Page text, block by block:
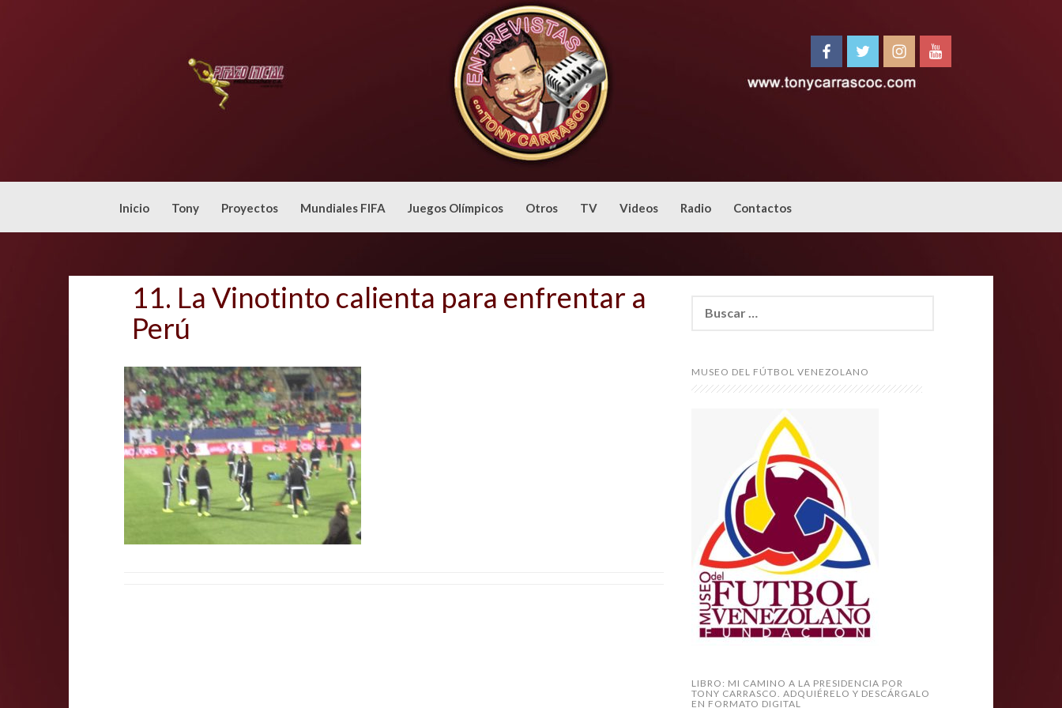
Inicio Tony Proyectos Mundiales FIFA Juegos Olímpicos Otros TV Videos Radio Contactos
11. La Vinotinto calienta para enfrentar a
Perú
MUSEO DEL FÚTBOL VENEZOLANO
LIBRO: MI CAMINO A LA PRESIDENCIA POR
TONY CARRASCO. ADQUIÉRELO Y DESCÁRGALO
EN FORMATO DIGITAL